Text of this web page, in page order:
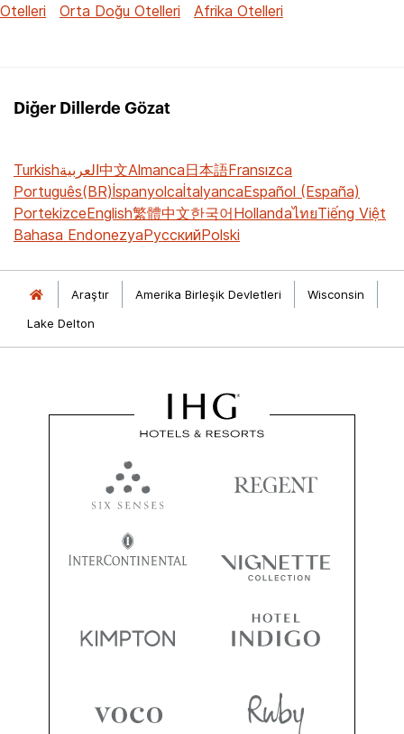
Otelleri
Orta Doğu Otelleri Afrika Otelleri
Diğer Dillerde Gözat
Turkishالعربية中文Almanca日本語Fransızca
Português(BR)İspanyolcaİtalyancaEspañol (España)
PortekizceEnglish繁體中文한국어HollandaไทยTiếng Việt
Bahasa EndonezyaРусскийPolski
Araştır Amerika Birleşik Devletleri
Wisconsin
Lake Delton